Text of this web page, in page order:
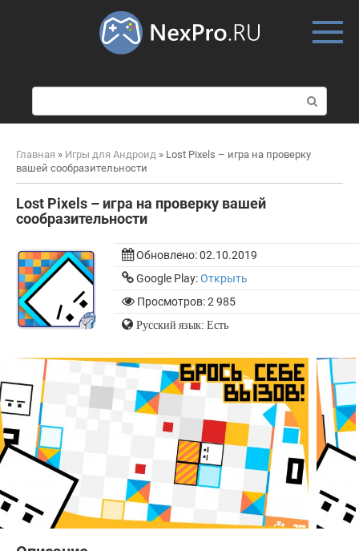
о
и
к
Главная » Игры для Андроид » Lost Pixels – игра на проверку
вашей сообразительности
Lost Pixels – игра на проверку вашей
сообразительности
Обновлено:02.10.2019
Google Play:Открыть
Просмотров: 2 985
Русский язык: Есть